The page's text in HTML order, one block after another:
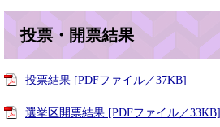
投票・開票結果
投票結果 [PDFファイル／37KB]
選挙区開票結果 [PDFファイル／33KB]